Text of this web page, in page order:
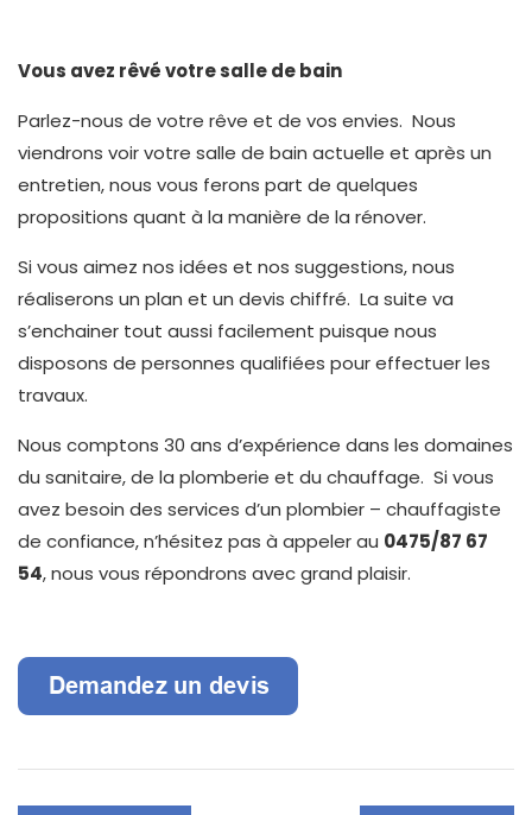
Vous avez rêvé votre salle de bain
Parlez-nous de votre rêve et de vos envies. Nous
viendrons voir votre salle de bain actuelle et après un
entretien, nous vous ferons part de quelques
propositions quant à la manière de la rénover.
Si vous aimez nos idées et nos suggestions, nous
réaliserons un plan et un devis chiffré. La suite va
s’enchainer tout aussi facilement puisque nous
disposons de personnes qualifiées pour effectuer les
travaux.
Nous comptons 30 ans d’expérience dans les domaines
du sanitaire, de la plomberie et du chauffage. Si vous
avez besoin des services d’un plombier – chauffagiste
de confiance, n’hésitez pas à appeler au 0475/87 67
54, nous vous répondrons avec grand plaisir.